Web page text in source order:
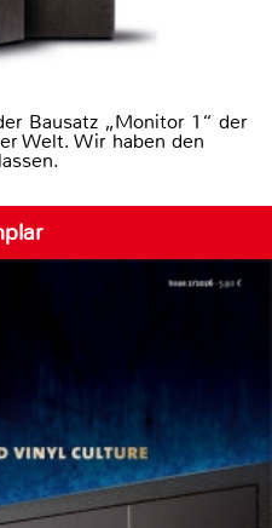
Bausatz „Monitor 1“ der
Welt. Wir haben den